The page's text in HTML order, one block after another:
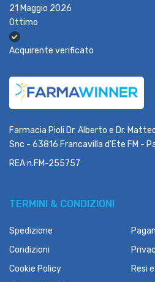
21 Maggio 2026
Ottimo
Acquirente verificato
Farmacia Pioli Dr. Alberto e Dr.
Snc - 63816 Francavilla d'Ete FM -
REA n.FM-255757
TERMINI & CONDIZIONI
Spedizione
Condizioni
Cookie Policy
Resi